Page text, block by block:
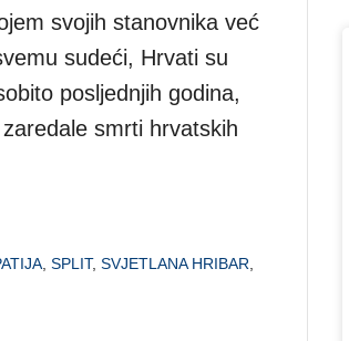
svojih stanovnika već
sudeći, Hrvati su
posljednjih godina,
smrti hrvatskih
, SPLIT, SVJETLANA HRIBAR,